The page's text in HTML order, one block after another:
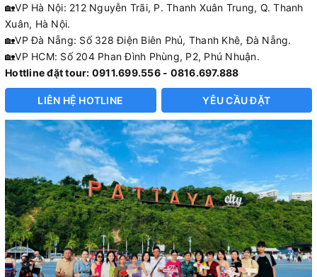
🏡VP Hà Nội: 212 Nguyễn Trãi, P. Thanh Xuân Trung, Q. Thanh
Xuân, Hà Nội.
🏡VP Đà Nẵng: Số 328 Điện Biên Phủ, Thanh Khê, Đà Nẵng.
🏡VP HCM: Số 204 Phan Đình Phùng, P2, Phú Nhuận.
Hottline đặt tour: 0911.699.556 - 0816.697.888
LIÊN HỆ HOTLINE YÊU CẦU ĐẶT